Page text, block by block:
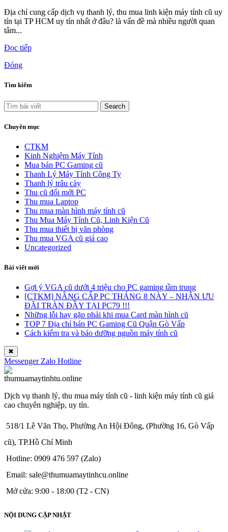
Địa chỉ cung cấp dịch vụ thanh lý, thu mua linh kiện máy tính cũ uy
tín tại TP HCM uy tín nhất ở đâu? là vấn đề mà nhiều người quan
tâm...
Đọc tiếp
Đóng
Tìm kiếm
Search
Chuyên mục
CTKM
Kinh Nghiệm Máy Tính
Mua bán PC Gaming cũ
Thanh Lý Máy Tính Công Ty
Thanh lý trâu cày
Thu cũ đổi mới PC
Thu mua Laptop
Thu mua màn hình máy tính cũ
Thu Mua Máy Tính Cũ, Linh Kiện Cũ
Thu mua thiết bị văn phòng
Thu mua VGA cũ giá cao
Uncategorized
Bài viết mới
Gợi ý VGA cũ dưới 4 triệu cho PC gaming tầm trung
[CTKM] NÂNG CẤP PC THÁNG 8 NÀY – NHẬN ƯU
ĐÃI TRÀN ĐẦY TẠI PC79 !!!
Những lỗi hay gặp phải khi mua Card màn hình cũ
TOP 7 Địa chỉ bán PC Gaming Cũ Quận Gò Vấp
Cách kiểm tra và bảo dưỡng nguồn máy tính cũ
✖
Messenger Zalo Hotline
Dịch vụ thanh lý, thu mua máy tính cũ - linh kiện máy tính cũ giá
cao chuyên nghiệp, uy tín.
518/1 Lê Văn Thọ, Phường An Hội Đông, (Phường 16, Gò Vấp
cũ), TP.Hồ Chí Minh
Hotline: 0909 476 597 (Zalo)
Email: sale@thumuamaytinhcu.online
Mở cửa: 9:00 - 18:00 (T2 - CN)
NỘI DUNG CẬP NHẬT